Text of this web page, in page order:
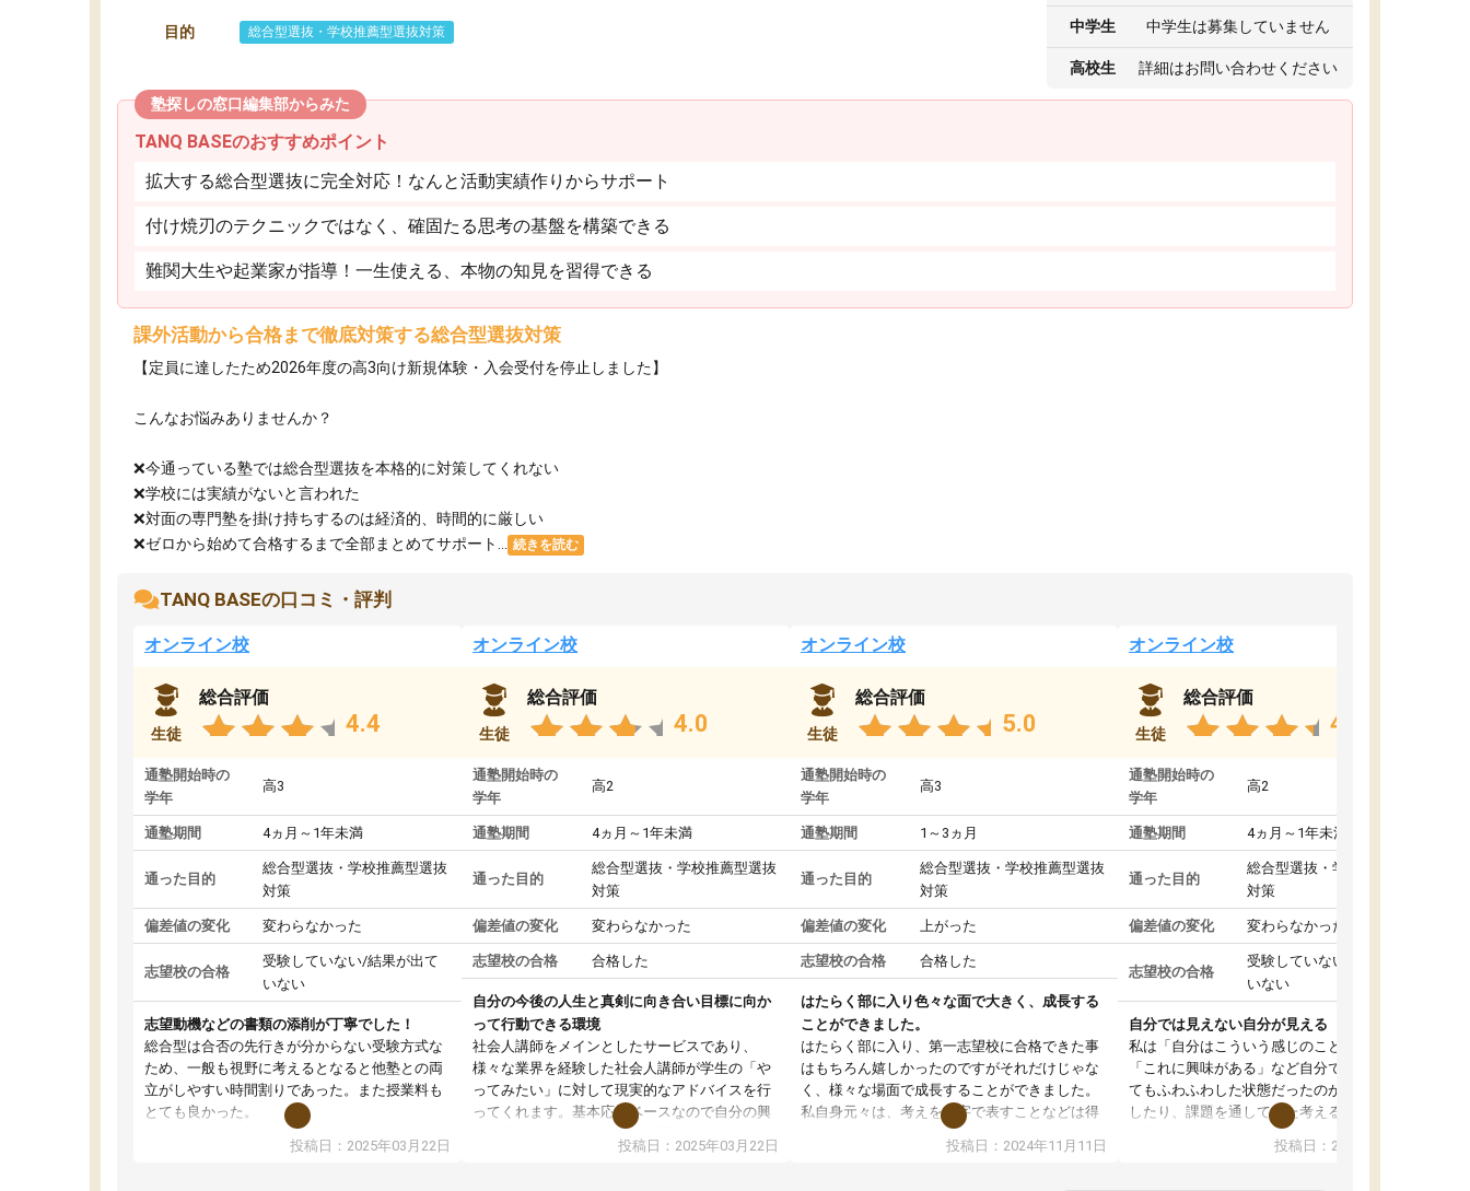
目的 総合型選抜・学校推薦型選抜対策 中学生 中学生は募集していません
高校生 詳細はお問い合わせください
塾探しの窓口編集部からみた
TANQ BASEのおすすめポイント
拡大する総合型選抜に完全対応！なんと活動実績作りからサポート
付け焼刃のテクニックではなく、確固たる思考の基盤を構築できる
難関大生や起業家が指導！一生使える、本物の知見を習得できる
課外活動から合格まで徹底対策する総合型選抜対策
【定員に達したため2026年度の高3向け新規体験・入会受付を停止しました】
こんなお悩みありませんか？
❌今通っている塾では総合型選抜を本格的に対策してくれない
❌学校には実績がないと言われた
❌対面の専門塾を掛け持ちするのは経済的、時間的に厳しい
❌ゼロから始めて合格するまで全部まとめてサポート...
続きを読む
TANQ BASEの口コミ・評判
オンライン校
生徒
総合評価
4.4
通塾開始時の
学年
高3
通塾期間 4ヵ月～1年未満
通った目的
総合型選抜・学校推薦型選抜
対策
偏差値の変化 変わらなかった
志望校の合格
受験していない/結果が出て
いない
志望動機などの書類の添削が丁寧でした！
総合型は合否の先行きが分からない受験方式な
ため、一般も視野に考えるとなると他塾との両
立がしやすい時間割りであった。また授業料も
とても良かった。
総合型の多くの塾は大学生が見ることが多い
が、はたらく部総合型コースは大学生の目だけ
投稿日：2025年03月22日
オンライン校
生徒
総合評価
4.0
通塾開始時の
学年
高2
通塾期間 4ヵ月～1年未満
通った目的
総合型選抜・学校推薦型選抜
対策
偏差値の変化 変わらなかった
志望校の合格 合格した
自分の今後の人生と真剣に向き合い目標に向か
って行動できる環境
社会人講師をメインとしたサービスであり、
様々な業界を経験した社会人講師が学生の「や
ってみたい」に対して現実的なアドバイスを行
ってくれます。基本応援ベースなので自分の興
味分野について学生知識では思いつかない部分
まで深ぼる事が出来ます。
投稿日：2025年03月22日
オンライン校
生徒
総合評価
5.0
通塾開始時の
学年
高3
通塾期間 1～3ヵ月
通った目的
総合型選抜・学校推薦型選抜
対策
偏差値の変化 上がった
志望校の合格 合格した
はたらく部に入り色々な面で大きく、成長する
ことができました。
はたらく部に入り、第一志望校に合格できた事
はもちろん嬉しかったのですがそれだけじゃな
く、様々な場面で成長することができました。
私自身元々は、考えを文字で表すことなどは得
意だったのですが、人前で話すことやコミュニ
ケーションをとることが苦手でした。
投稿日：2024年11月11日
オンライン校
生徒
総合評価
4.8
通塾開始時の
学年
高2
通塾期間 4ヵ月～1年未満
通った目的
総合型選抜・学校推薦型選抜
対策
偏差値の変化 変わらなかった
志望校の合格
受験していない/結果が出て
いない
自分では見えない自分が見える
私は「自分はこういう感じのことがしたい」
「これに興味がある」など自分で自己分析をし
てもふわふわした状態だったのが、コーチと話
したり、課題を通してまた考えることで、もっ
と詳しく自分のことが理解できました。いつで
も質問できるので、そこも1つの魅力です。ま
投稿日：2024年10月31日